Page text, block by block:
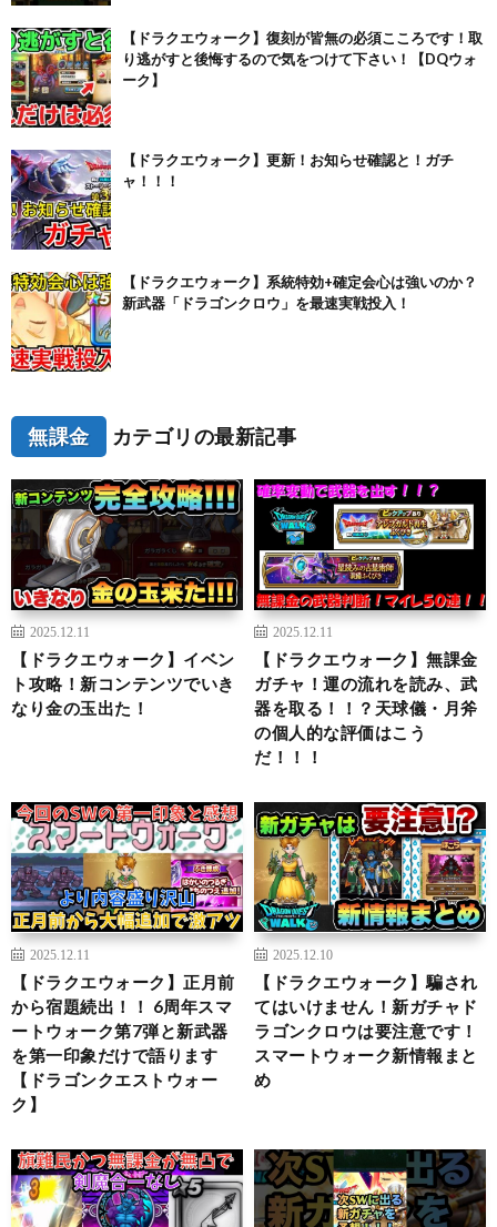
【ドラクエウォーク】復刻が皆無の必須こころです！取
り逃がすと後悔するので気をつけて下さい！【DQウォ
ーク】
【ドラクエウォーク】更新！お知らせ確認と！ガチ
ャ！！！
【ドラクエウォーク】系統特効+確定会心は強いのか？
新武器「ドラゴンクロウ」を最速実戦投入！
無課金 カテゴリの最新記事
2025.12.11
【ドラクエウォーク】イベン
ト攻略！新コンテンツでいき
なり金の玉出た！
2025.12.11
【ドラクエウォーク】無課金
ガチャ！運の流れを読み、武
器を取る！！？天球儀・月斧
の個人的な評価はこう
だ！！！
2025.12.11
【ドラクエウォーク】正月前
から宿題続出！！ 6周年スマ
ートウォーク第7弾と新武器
を第一印象だけで語ります
【ドラゴンクエストウォー
ク】
2025.12.10
【ドラクエウォーク】騙され
てはいけません！新ガチャド
ラゴンクロウは要注意です！
スマートウォーク新情報まと
め